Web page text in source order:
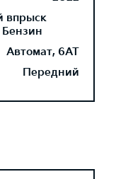
впрыск
Бензин
Автомат, 6AT
Передний